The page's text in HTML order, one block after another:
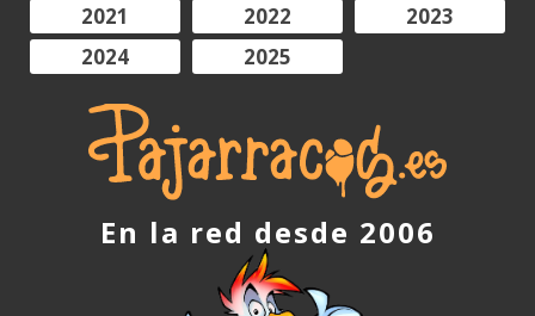
2021
2022
2023
2024
2025
En la red desde 2006